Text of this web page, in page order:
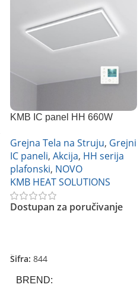
KMB IC panel HH 660W
osvetljenjem i termostatom
Grejna Tela na Struju, Grejni
IC paneli, Akcija, HH serija
plafonski, NOVO
KMB HEAT SOLUTIONS
Dostupan za poručivanje
Šifra: 844
BREND